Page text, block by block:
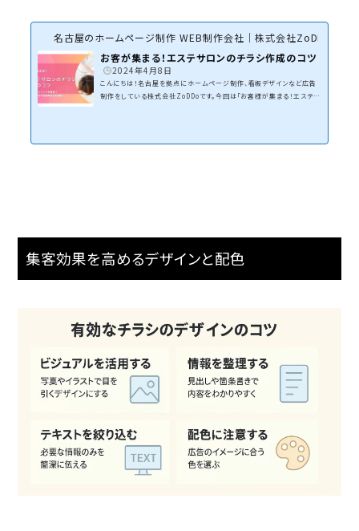
名古屋のホームページ制作 WEB制作会社｜株式会社ZoDDo
お客が集まる！エステサロンのチラシ作成のコツ
2024年4月8日
こんにちは！名古屋を拠点にホームページ制作、看板デザインなど広告
制作をしている株式会社ZoDDoです。今回は「お客様が集まる！エステサ
一番ご依頼とご相談で頂くがリーフレット（チラシ）です。インスタ、X（旧ツ
集客効果を高めるデザインと配色